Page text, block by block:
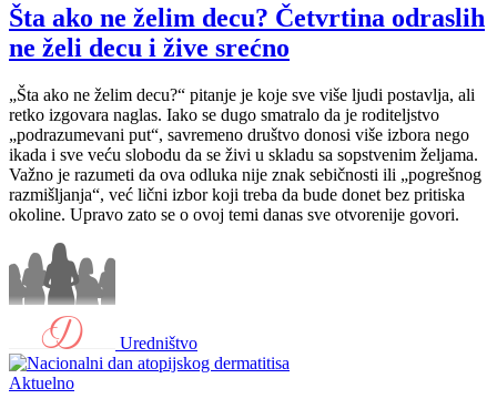
Šta ako ne želim decu? Četvrtina odraslih
ne želi decu i žive srećno
„Šta ako ne želim decu?“ pitanje je koje sve više ljudi postavlja, ali
retko izgovara naglas. Iako se dugo smatralo da je roditeljstvo
„podrazumevani put“, savremeno društvo donosi više izbora nego
ikada i sve veću slobodu da se živi u skladu sa sopstvenim željama.
Važno je razumeti da ova odluka nije znak sebičnosti ili „pogrešnog
razmišljanja“, već lični izbor koji treba da bude donet bez pritiska
okoline. Upravo zato se o ovoj temi danas sve otvorenije govori.
Uredništvo
Aktuelno